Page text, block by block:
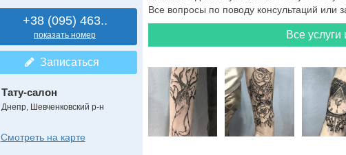
+38 (095) 463..
показать номер
Записаться
Тату-салон
Днепр, Шевченковский р-н
Смотреть на карте
Все вопросы по поводу консультаций или
Все